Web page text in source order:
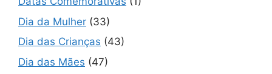
Dia da Mulher (33)
Dia das Crianças (43)
Dia das Mães (47)